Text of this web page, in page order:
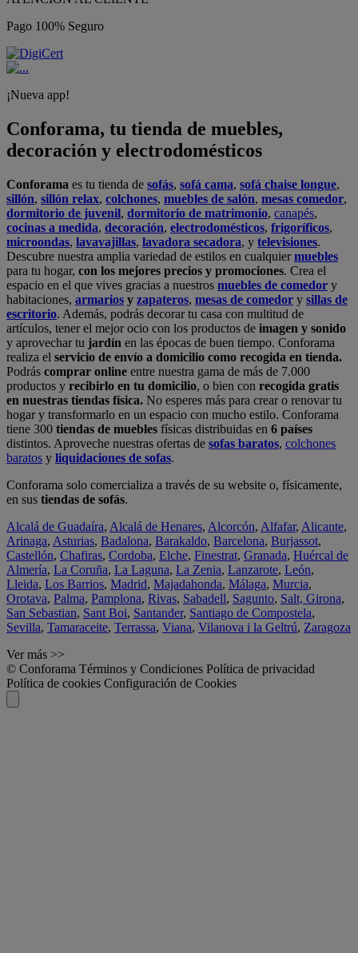
Pago 100% Seguro
¡Nueva app!
Conforama, tu tienda de muebles,
decoración y electrodomésticos
Conforama es tu tienda de sofás, sofá cama, sofá chaise longue,
sillón, sillón relax, colchones, muebles de salón, mesas comedor,
dormitorio de juvenil, dormitorio de matrimonio, canapés,
cocinas a medida, decoración, electrodomésticos, frigoríficos,
microondas, lavavajillas, lavadora secadora, y televisiones.
Descubre nuestra amplia variedad de estilos en cualquiermuebles
para tu hogar, con los mejores precios y promociones. Crea el
espacio en el que vives gracias a nuestros muebles de comedor y
habitaciones, armarios y zapateros, mesas de comedor y sillas de
escritorio. Además, podrás decorar tu casa con multitud de
artículos, tener el mejor ocio con los productos de imagen y sonido
y aprovechar tu jardín en las épocas de buen tiempo. Conforama
realiza el servicio de envío a domicilio como recogida en tienda.
Podrás comprar online entre nuestra gama de más de 7.000
productos y recibirlo en tu domicilio, o bien con recogida gratis
en nuestras tiendas física. No esperes más para crear o renovar tu
hogar y transformarlo en un espacio con mucho estilo. Conforama
tiene 300 tiendas de muebles físicas distribuidas en 6 países
distintos. Aproveche nuestras ofertas de sofas baratos, colchones
baratos y liquidaciones de sofas.
Conforama solo comercializa a través de su website o, físicamente,
en sus tiendas de sofás.
Alcalá de Guadaíra, Alcalá de Henares, Alcorcón, Alfafar, Alicante,
Arinaga, Asturias, Badalona, Barakaldo, Barcelona, Burjassot,
Castellón, Chafiras, Cordoba, Elche, Finestrat, Granada, Huércal de
Almería, La Coruña, La Laguna, La Zenia, Lanzarote, León,
Lleida, Los Barrios, Madrid, Majadahonda, Málaga, Murcia,
Orotava, Palma, Pamplona, Rivas, Sabadell, Sagunto, Salt, Girona,
San Sebastian, Sant Boi, Santander, Santiago de Compostela,
Sevilla, Tamaraceite, Terrassa, Viana, Vilanova i la Geltrú, Zaragoza
Ver más >>
© Conforama Términos y Condiciones Política de privacidad
Política de cookies Configuración de Cookies